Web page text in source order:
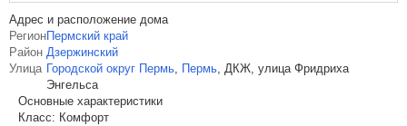
Адрес и расположение дома
РегионПермский край
Район Дзержинский
Улица Городской округ Пермь, Пермь, ДКЖ, улица Фридриха
Энгельса
Основные характеристики
Класс: Комфорт